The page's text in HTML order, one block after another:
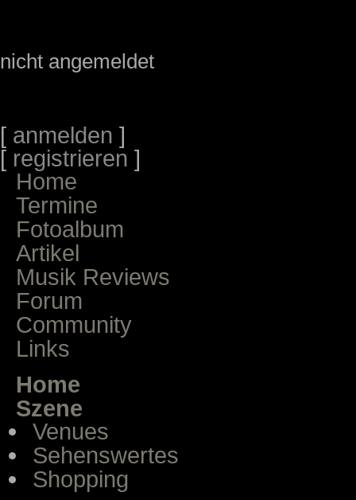
nicht angemeldet
[ anmelden ]
[ registrieren ]
Home
Termine
Fotoalbum
Artikel
Musik Reviews
Forum
Community
Links
Home
Szene
Venues
Sehenswertes
Shopping